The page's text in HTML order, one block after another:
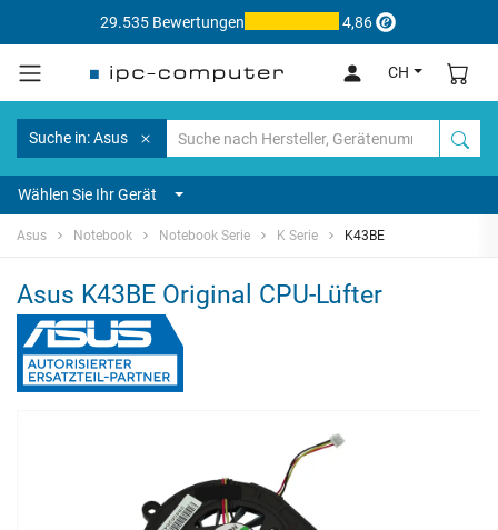
29.535 Bewertungen 4,86
CH
Suche in: Asus
Wählen Sie Ihr Gerät
Asus Notebook Notebook Serie K Serie K43BE
Asus K43BE Original CPU-Lüfter